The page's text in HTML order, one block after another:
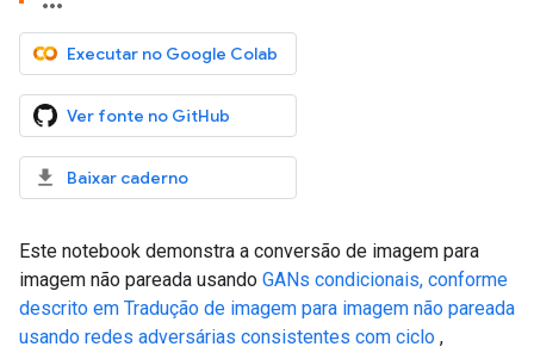
Executar no Google Colab
Ver fonte no GitHub
Baixar caderno
Este notebook demonstra a conversão de imagem para
imagem não pareada usando GANs condicionais, conforme
descrito em Tradução de imagem para imagem não pareada
usando redes adversárias consistentes com ciclo ,